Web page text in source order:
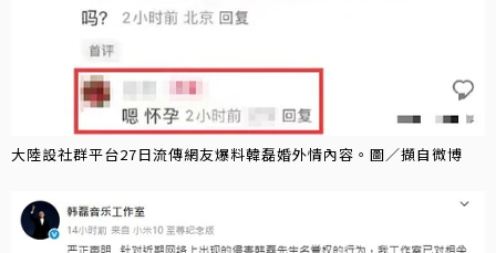
大陸設社群平台27日流傳網友爆料韓磊婚外情內容。圖／擷自微博